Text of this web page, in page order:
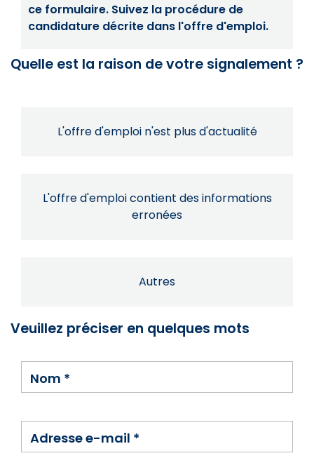
ce formulaire. Suivez la procédure de
candidature décrite dans l'offre d'emploi.
Quelle est la raison de votre signalement ?
L'offre d'emploi n'est plus d'actualité
L'offre d'emploi contient des informations
erronées
Autres
Veuillez préciser en quelques mots
Nom *
Adresse e-mail *